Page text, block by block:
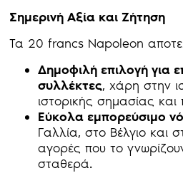
Σημερινή Αξία και Ζήτηση
Τα 20 francs Napoleon
Δημοφιλή επιλογή για
συλλέκτες, χάρη στην
ιστορικής σημασίας
Εύκολα εμπορεύσιμο
Γαλλία, στο Βέλγιο και
αγορές που το
σταθερά.